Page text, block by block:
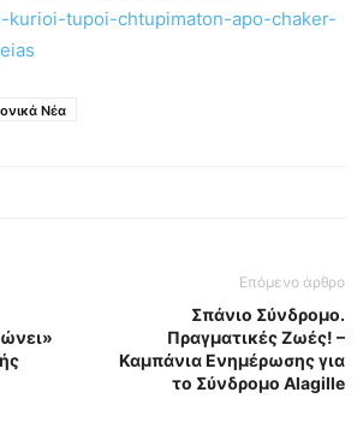
kurioi-tupoi-chtupimaton-apo-chaker-
Νέα
Επόμενο άρθρο
Σπάνιο Σύνδρομο.
Πραγματικές Ζωές! –
Καμπάνια Ενημέρωσης για
το Σύνδρομο Alagille